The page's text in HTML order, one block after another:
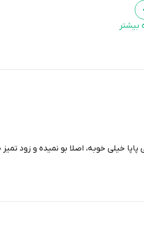
خیلی خوبه، اصلا بو نمیده و زود